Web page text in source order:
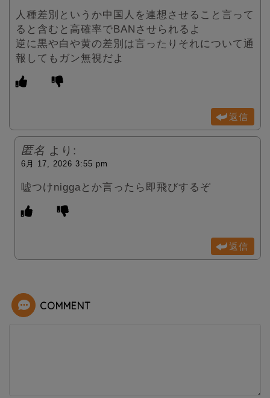
人種差別というか中国人を連想させること言って
ると含むと高確率でBANさせられるよ
逆に黒や白や黄の差別は言ったりそれについて通
報してもガン無視だよ
返信
匿名 より:
6月 17, 2026 3:55 pm
嘘つけniggaとか言ったら即飛びするぞ
返信
COMMENT